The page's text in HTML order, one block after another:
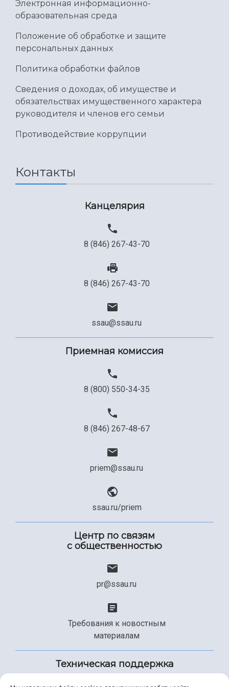
Умный дом бабочек
Международный межвузовский кампус
Сведения об образовательной организации
Электронная информационно-
образовательная среда
Положение об обработке и защите
персональных данных
Политика обработки файлов
Сведения о доходах, об имуществе и
обязательствах имущественного характера
руководителя и членов его семьи
Противодействие коррупции
Контакты
Канцелярия
8 (846) 267-43-70
8 (846) 267-43-70
ssau@ssau.ru
Приемная комиссия
8 (800) 550-34-35
8 (846) 267-48-67
priem@ssau.ru
ssau.ru/priem
Центр по связям
с общественностью
pr@ssau.ru
Требования к новостным
материалам
Техническая поддержка